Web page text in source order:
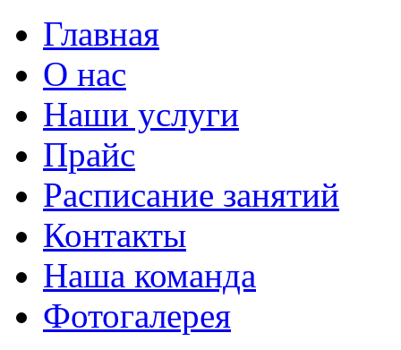
Главная
О нас
Наши услуги
Прайс
Расписание занятий
Контакты
Наша команда
Фотогалерея